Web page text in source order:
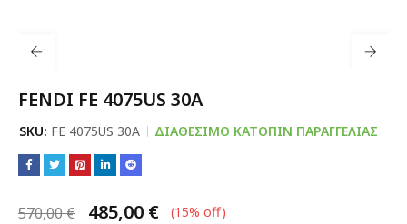
FENDI FE 4075US 30A
SKU: FE 4075US 30A ΔΙΑΘΈΣΙΜΟ ΚΑΤΌΠΙΝ ΠΑΡΑΓΓΕΛΊΑΣ
570,00€ 485,00 € (15% off)